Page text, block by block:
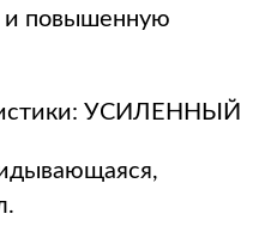
и повышенную
УСИЛЕННЫЙ